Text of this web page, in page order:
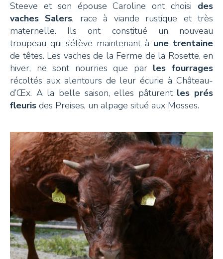
Steeve et son épouse Caroline ont choisi des
vaches Salers, race à viande rustique et très
maternelle. Ils ont constitué un nouveau
troupeau qui s’élève maintenant à une trentaine
de têtes. Les vaches de la Ferme de la Rosette, en
hiver, ne sont nourries que par les fourrages
récoltés aux alentours de leur écurie à Château-
d’Œx. A la belle saison, elles pâturent les prés
fleuris des Preises, un alpage situé aux Mosses.